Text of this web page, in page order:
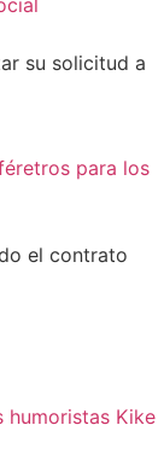
su solicitud a
para los
el contrato
humoristas Kike